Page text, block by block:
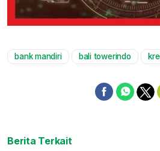
bank mandiri bali towerindo
Berita Terkait